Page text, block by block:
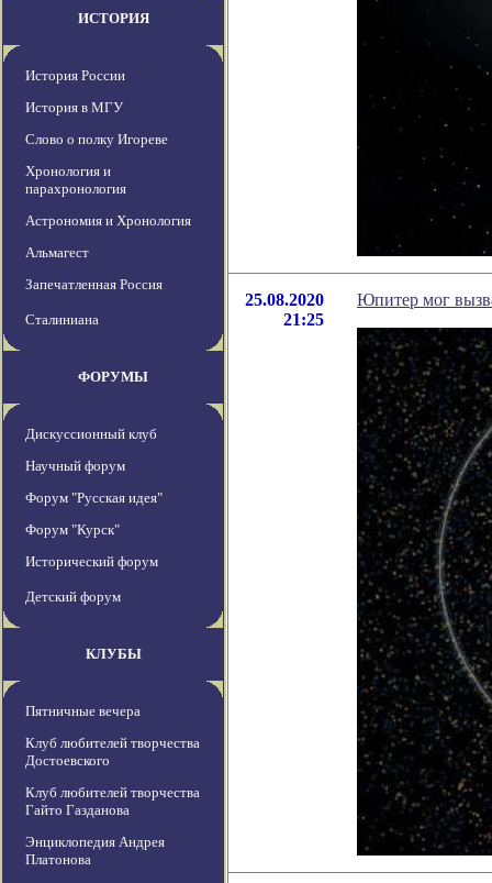
ИСТОРИЯ
История России
История в МГУ
Слово о полку Игореве
Хронология и
парахронология
Астрономия и Хронология
Альмагест
Запечатленная Россия
Сталиниана
ФОРУМЫ
Дискуссионный клуб
Научный форум
Форум "Русская идея"
Форум "Курск"
Исторический форум
Детский форум
КЛУБЫ
Пятничные вечера
Клуб любителей творчества
Достоевского
Клуб любителей творчества
Гайто Газданова
Энциклопедия Андрея
Платонова
25.08.2020
21:25
Юпитер мог